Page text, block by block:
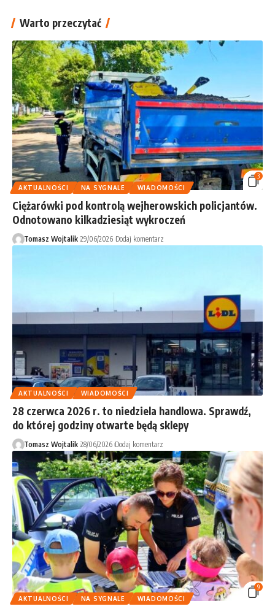
Warto przeczytać
3
AKTUALNOŚCI
NA SYGNALE WIADOMOŚCI
Ciężarówki pod kontrolą wejherowskich policjantów.
Odnotowano kilkadziesiąt wykroczeń
Tomasz Wojtalik 29/06/2026 Dodaj komentarz
AKTUALNOŚCI WIADOMOŚCI
28 czerwca 2026 r. to niedziela handlowa. Sprawdź,
do której godziny otwarte będą sklepy
Tomasz Wojtalik 28/06/2026 Dodaj komentarz
9
AKTUALNOŚCI
NA SYGNALE WIADOMOŚCI